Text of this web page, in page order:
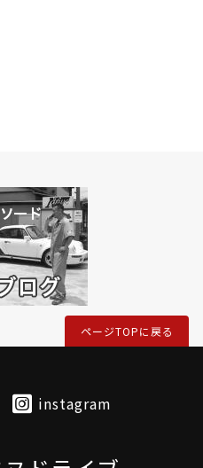
ページTOPに戻る
instagram